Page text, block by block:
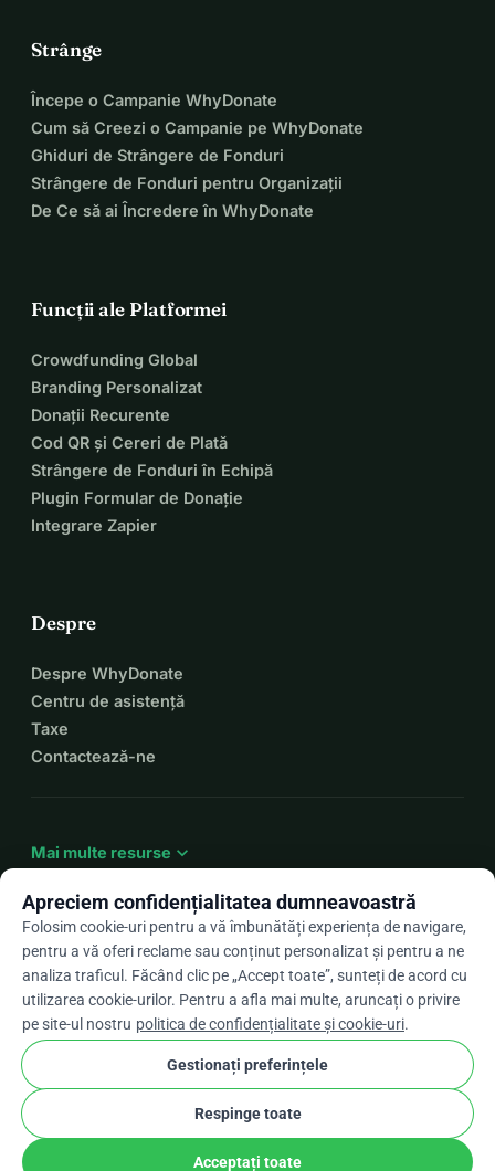
Strânge
Începe o Campanie WhyDonate
Cum să Creezi o Campanie pe WhyDonate
Ghiduri de Strângere de Fonduri
Strângere de Fonduri pentru Organizații
De Ce să ai Încredere în WhyDonate
Funcții ale Platformei
Crowdfunding Global
Branding Personalizat
Donații Recurente
Cod QR și Cereri de Plată
Strângere de Fonduri în Echipă
Plugin Formular de Donație
Integrare Zapier
Despre
Despre WhyDonate
Centru de asistență
Taxe
Contactează-ne
Mai multe resurse expand_more
Roarrow_drop_down
★★★★★4,9 / 5 pe baza a peste 500 de recenzii
WhyDonate
Confidențialitate și cookie-uri
Termeni și condiții
Setările pentru cookie-uri
stripe checkPartener Verificat
Apreciem confidențialitatea dumneavoastră
Folosim cookie-uri pentru a vă îmbunătăți experiența de navigare,
pentru a vă oferi reclame sau conținut personalizat și pentru a ne
analiza traficul. Făcând clic pe „Accept toate”, sunteți de acord cu
utilizarea cookie-urilor. Pentru a afla mai multe, aruncați o privire
pe site-ul nostru politica de confidențialitate și cookie-uri.
Gestionați preferințele
Respinge toate
Acceptați toate